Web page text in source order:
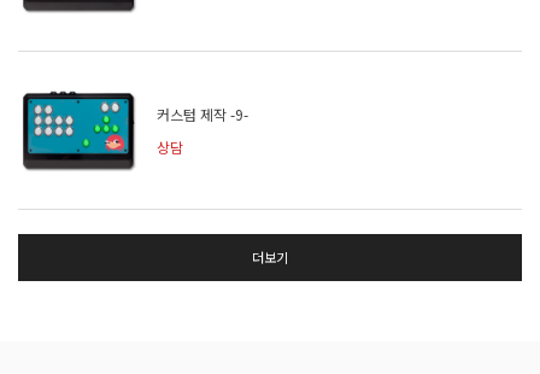
커스텀 제작 -9-
상담
더보기